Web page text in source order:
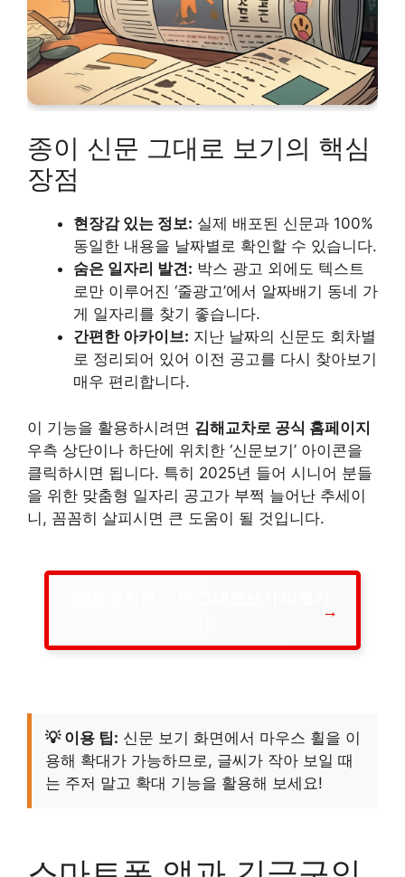
종이 신문 그대로 보기의 핵심
장점
현장감 있는 정보: 실제 배포된 신문과 100%
동일한 내용을 날짜별로 확인할 수 있습니다.
숨은 일자리 발견: 박스 광고 외에도 텍스트
로만 이루어진 ‘줄광고’에서 알짜배기 동네 가
게 일자리를 찾기 좋습니다.
간편한 아카이브: 지난 날짜의 신문도 회차별
로 정리되어 있어 이전 공고를 다시 찾아보기
매우 편리합니다.
이 기능을 활용하시려면 김해교차로 공식 홈페이지
우측 상단이나 하단에 위치한 ‘신문보기’ 아이콘을
클릭하시면 됩니다. 특히 2025년 들어 시니어 분들
을 위한 맞춤형 일자리 공고가 부쩍 늘어난 추세이
니, 꼼꼼히 살피시면 큰 도움이 될 것입니다.
💡 이용 팁: 신문 보기 화면에서 마우스 휠을 이
용해 확대가 가능하므로, 글씨가 작아 보일 때
는 주저 말고 확대 기능을 활용해 보세요!